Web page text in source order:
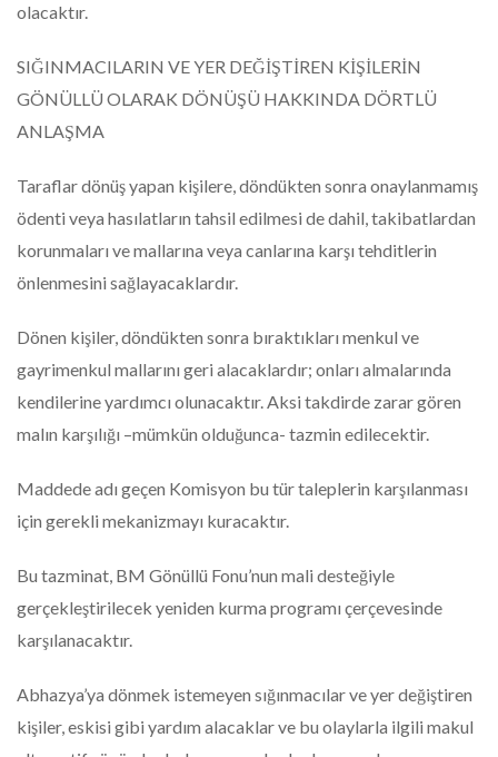
olacaktır.
SIĞINMACILARIN VE YER DEĞİŞTİREN KİŞİLERİN
GÖNÜLLÜ OLARAK DÖNÜŞÜ HAKKINDA DÖRTLÜ
ANLAŞMA
Taraflar dönüş yapan kişilere, döndükten sonra onaylanmamış
ödenti veya hasılatların tahsil edilmesi de dahil, takibatlardan
korunmaları ve mallarına veya canlarına karşı tehditlerin
önlenmesini sağlayacaklardır.
Dönen kişiler, döndükten sonra bıraktıkları menkul ve
gayrimenkul mallarını geri alacaklardır; onları almalarında
kendilerine yardımcı olunacaktır. Aksi takdirde zarar gören
malın karşılığı –mümkün olduğunca- tazmin edilecektir.
Maddede adı geçen Komisyon bu tür taleplerin karşılanması
için gerekli mekanizmayı kuracaktır.
Bu tazminat, BM Gönüllü Fonu’nun mali desteğiyle
gerçekleştirilecek yeniden kurma programı çerçevesinde
karşılanacaktır.
Abhazya’ya dönmek istemeyen sığınmacılar ve yer değiştiren
kişiler, eskisi gibi yardım alacaklar ve bu olaylarla ilgili makul